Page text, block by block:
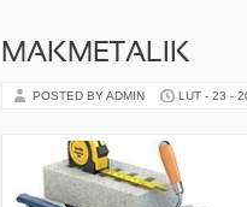
MAKMETALIK
POSTED BY ADMIN LUT - 23 -